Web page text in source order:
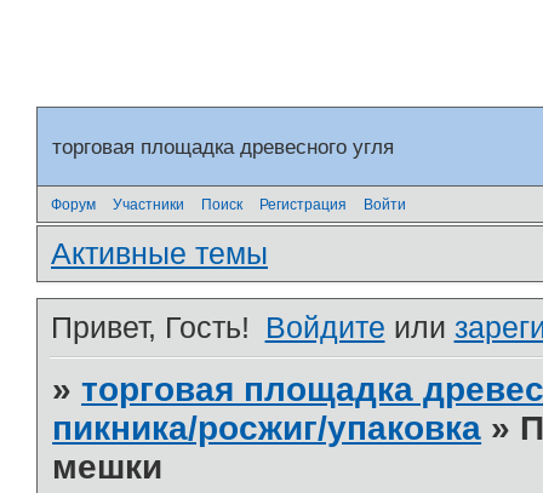
торговая площадка древесного угля
Форум Участники Поиск Регистрация Войти
Активные темы
Привет, Гость! Войдите или
»торговая площадка
пикника/росжиг/упаковка »
мешки